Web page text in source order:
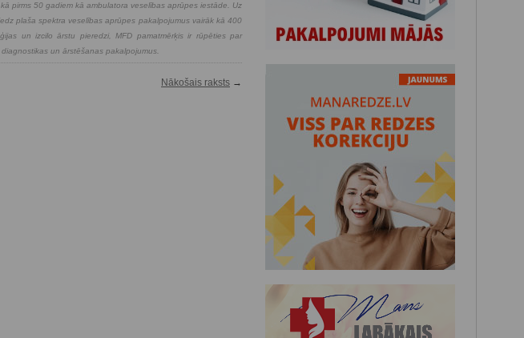
pirms 50 gadiem kā ambulatora veselības aprūpes iestāde. Uz
plaša spektra veselības aprūpes pakalpojumus vairāk kā 400
un izcilo ārstu pieredzi, MFD pamatmērķis ir rūpēties par
un ārstēšanas pakalpojumus.
Nākošais raksts →